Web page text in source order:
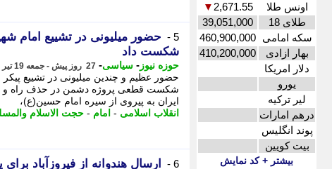
اونس طلا 2,671.55
▼
طلای 18
39,051,000
سکه امامی 460,900,000
بهار ازادی
410,200,000
دلار امریکا
یورو
لیر ترکیه
درهم امارات
پوند انگلیس
بیت کویین
بیشتر + کد نمایش
5 -
حضور میلیونی در تشییع امام
شکست داد
حوزه نیوز - سیاسی- 27 روز پیش - جمعه 19 تیر 1405، 21:17
حضور عظیم و چندین میلیونی در تشییع پیکر
شکست قطعی پروژه دشمن در حذف راه و
ایران به پیروی از سیره امام حسین(ع)،
انقلاب اسلامی - امام - حجت الاسلام
6 - ارسال هندوانه از فیروزآباد